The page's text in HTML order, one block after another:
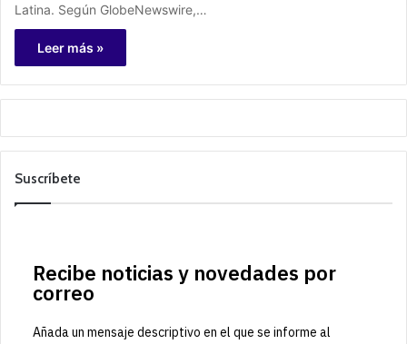
Latina. Según GlobeNewswire,…
Leer más »
Suscríbete
Recibe noticias y novedades por
correo
Añada un mensaje descriptivo en el que se informe al